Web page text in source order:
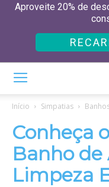
Início Simpatias
Conheça
Banho de
Limpeza
Aproveite 20% de